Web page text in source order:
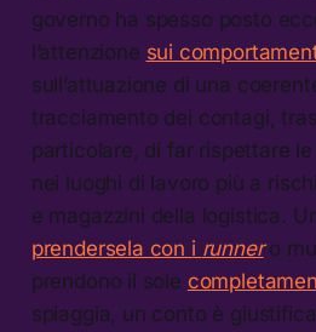
governo ha spesso posto
l’attenzione sui
sull’attuazione di una
tracciamento dei contagi,
particolare, di far rispettare
nei luoghi di lavoro più a
e magazzini della logistica.
prendersela con i runner o
prendono il sole
spiaggia, un conto è